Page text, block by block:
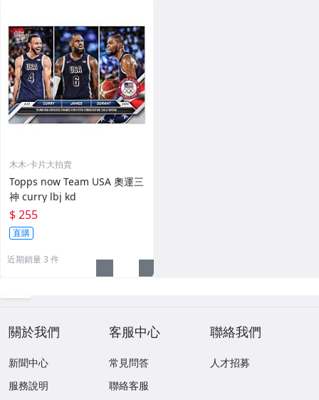
木木-卡片大拍賣
Topps now Team USA 奧運三
神 curry lbj kd
$ 255
直購
近期銷量 3 件
關於我們
新聞中心
服務說明
客服中心
常見問答
聯絡客服
聯絡我們
人才招募